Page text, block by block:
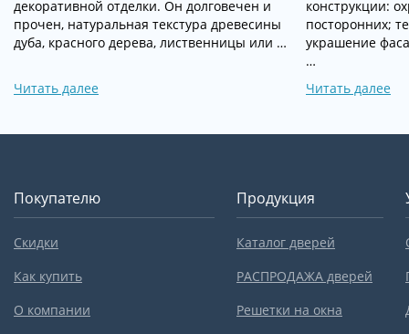
декоративной отделки. Он долговечен и
прочен, натуральная текстура древесины
дуба, красного дерева, лиственницы или …
Читать далее
конструкции:
посторонних;
украшение
…
Читать далее
Покупателю
Скидки
Как купить
О компании
Продукция
Каталог дверей
РАСПРОДАЖА дверей
Решетки на окна